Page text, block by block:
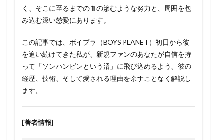
く、そこに至るまでの血の滲むような努力と、周囲を包
み込む深い慈愛にあります。
この記事では、ボイプラ（BOYS PLANET）初日から彼
を追い続けてきた私が、新規ファンのあなたが自信を持
って「ソンハンビンという沼」に飛び込めるよう、彼の
経歴、技術、そして愛される理由を余すことなく解説し
ます。
[著者情報]